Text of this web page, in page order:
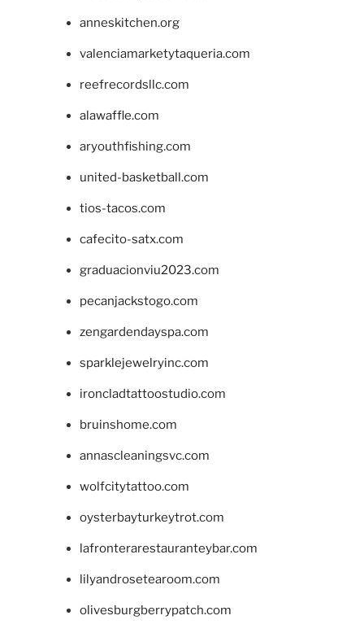
anneskitchen.org
valenciamarketytaqueria.com
reefrecordsllc.com
alawaffle.com
aryouthfishing.com
united-basketball.com
tios-tacos.com
cafecito-satx.com
graduacionviu2023.com
pecanjackstogo.com
zengardendayspa.com
sparklejewelryinc.com
ironcladtattoostudio.com
bruinshome.com
annascleaningsvc.com
wolfcitytattoo.com
oysterbayturkeytrot.com
lafronterarestauranteybar.com
lilyandrosetearoom.com
olivesburgberrypatch.com